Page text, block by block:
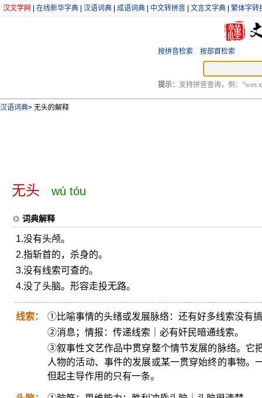
汉文学网 在线新华字典 汉语词典 成语词典 中文转拼音 文言文字典 繁体字转
按拼音检索 按部首检索
提示： 支持拼音查询，例：“wen
汉语词典> 无头的解释
无头 wú tóu
词典解释
1.没有头颅。
2.指斩首的，杀身的。
3.没有线索可查的。
4.没了头脑。形容走投无路。
线索：
①比喻事情的头绪或发展脉络：还有好多线索没有
②消息；情报：传递线索｜必有奸民暗通线索。
③叙事性文艺作品中贯穿整个情节发展的脉络。它
人物的活动、事件的发展或某一贯穿始终的事物。
但起主导作用的只有一条。